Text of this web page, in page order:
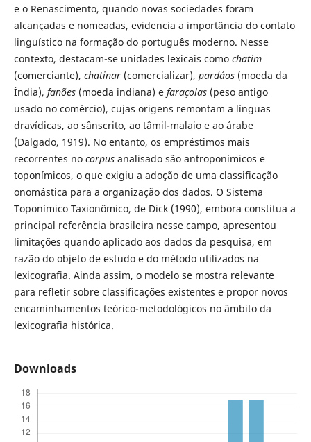
e o Renascimento, quando novas sociedades foram
alcançadas e nomeadas, evidencia a importância do contato
linguístico na formação do português moderno. Nesse
contexto, destacam-se unidades lexicais como chatim
(comerciante), chatinar (comercializar), pardáos(moeda da
Índia), fanões(moeda indiana) e faraçolas(peso antigo
usado no comércio), cujas origens remontam a línguas
dravídicas, ao sânscrito, ao tâmil-malaio e ao árabe
(Dalgado, 1919). No entanto, os empréstimos mais
recorrentes no corpus analisado são antroponímicos e
toponímicos, o que exigiu a adoção de uma classificação
onomástica para a organização dos dados. O Sistema
Toponímico Taxionômico, de Dick (1990), embora constitua a
principal referência brasileira nesse campo, apresentou
limitações quando aplicado aos dados da pesquisa, em
razão do objeto de estudo e do método utilizados na
lexicografia. Ainda assim, o modelo se mostra relevante
para refletir sobre classificações existentes e propor novos
encaminhamentos teórico-metodológicos no âmbito da
lexicografia histórica.
Downloads